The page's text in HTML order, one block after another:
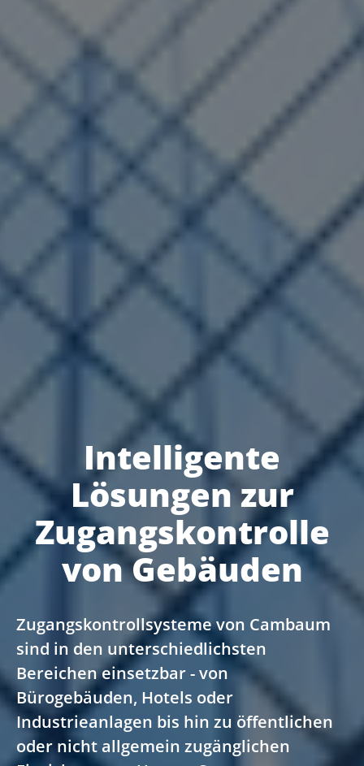
Intelligente
Lösungen zur
Zugangskontrolle
von Gebäuden
Zugangskontrollsysteme von Cambaum
sind in den unterschiedlichsten
Bereichen einsetzbar - von
Bürogebäuden, Hotels oder
Industrieanlagen bis hin zu öffentlichen
oder nicht allgemein zugänglichen